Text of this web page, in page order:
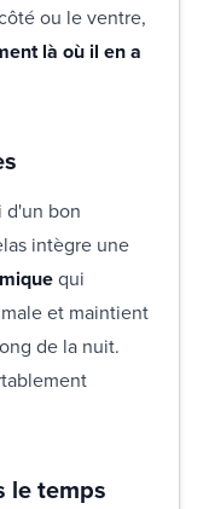
ou le ventre,
là où il en a
d'un bon
intègre une
qui
et maintient
de la nuit.
le temps